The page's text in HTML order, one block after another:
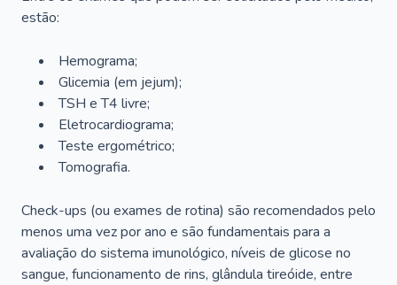
estão:
Hemograma;
Glicemia (em jejum);
TSH e T4 livre;
Eletrocardiograma;
Teste ergométrico;
Tomografia.
Check-ups (ou exames de rotina) são recomendados pelo
menos uma vez por ano e são fundamentais para a
avaliação do sistema imunológico, níveis de glicose no
sangue, funcionamento de rins, glândula tireóide, entre